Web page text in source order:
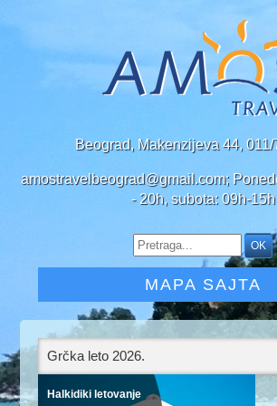
Beograd, Makenzijeva 44,
amostravelbeograd@gmail.com;
- 20h, subota: 09h-15h
MAPA SAJTA
Grčka leto 2026.
Halkidiki letovanje